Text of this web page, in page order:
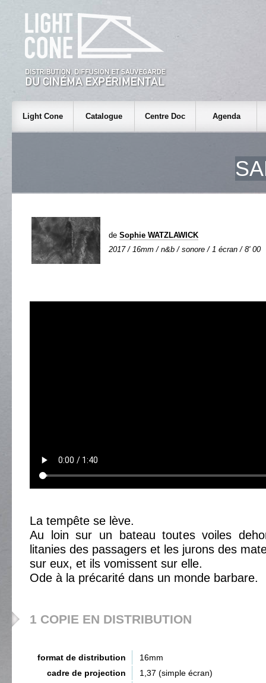
Light Cone Catalogue Centre Doc Agenda
de Sophie WATZLAWICK
2017 / 16mm / n&b / sonore / 1 écran / 8' 00
La tempête se lève.
Au loin sur un bateau toutes voiles
litanies des passagers et les jurons des
sur eux, et ils vomissent sur elle.
Ode à la précarité dans un monde barbare.
1 COPIE EN DISTRIBUTION
format de distribution
16mm
cadre de projection
1,37 (simple écran)